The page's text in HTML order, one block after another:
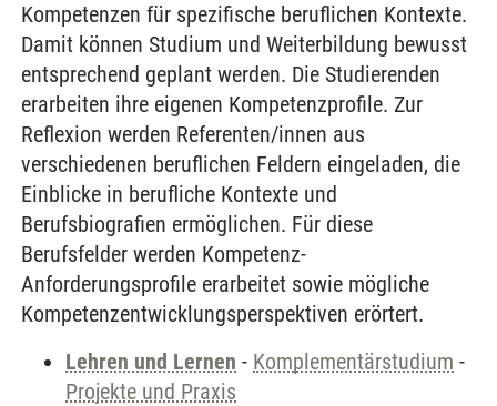
Kompetenzen für spezifische beruflichen Kontexte.
Damit können Studium und Weiterbildung bewusst
entsprechend geplant werden. Die Studierenden
erarbeiten ihre eigenen Kompetenzprofile. Zur
Reflexion werden Referenten/innen aus
verschiedenen beruflichen Feldern eingeladen, die
Einblicke in berufliche Kontexte und
Berufsbiografien ermöglichen. Für diese
Berufsfelder werden Kompetenz-
Anforderungsprofile erarbeitet sowie mögliche
Kompetenzentwicklungsperspektiven erörtert.
Lehren und Lernen - Komplementärstudium -
Projekte und Praxis